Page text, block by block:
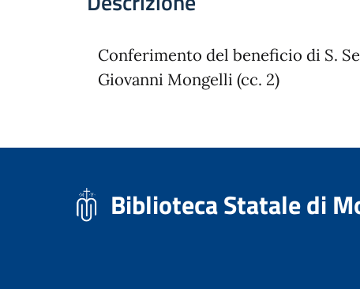
Conferimento del beneficio di S.
Giovanni Mongelli (cc. 2)
Biblioteca Statale di